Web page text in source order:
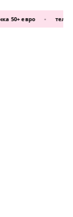
евро • телефон: